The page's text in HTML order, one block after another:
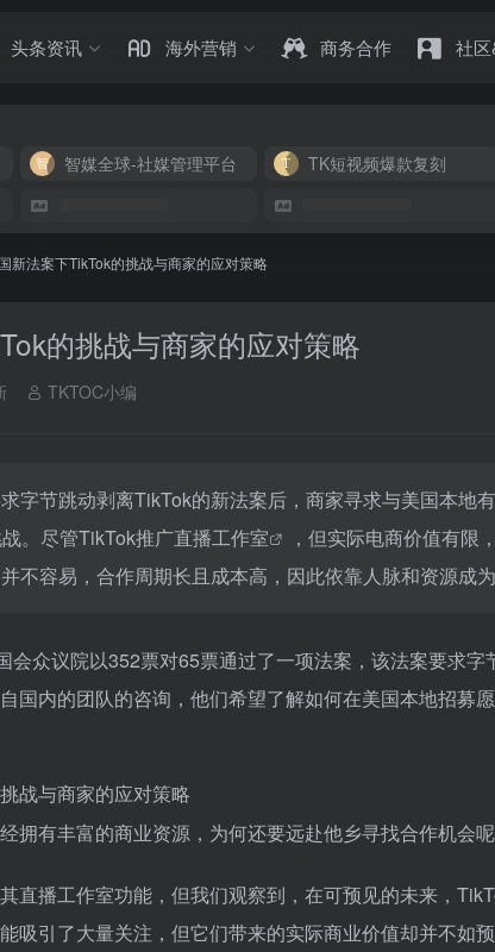
头条资讯 海外营销 商务合作 社
智媒全球-社媒管理平台 TK短视频爆款复刻
新法案下TikTok的挑战与商家的应对策略
的挑战与商家的应对策略
TKTOC小编
字节跳动剥离TikTok的新法案后，商家寻求与美国本地
。尽管TikTok推广直播工作室
，但实际电商价值有限
不容易，合作周期长且成本高，因此依靠人脉和资源成为
会众议院以352票对65票通过了一项法案，该法案要求
国内的团队的咨询，他们希望了解如何在美国本地招募
拥有丰富的商业资源，为何还要远赴他乡寻找合作机会
直播工作室功能，但我们观察到，在可预见的未来，
吸引了大量关注，但它们带来的实际商业价值却并不如预